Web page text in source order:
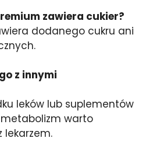
zawiera cukier?
dodanego cukru ani
z innymi
leków lub suplementów
warto
lekarzem.